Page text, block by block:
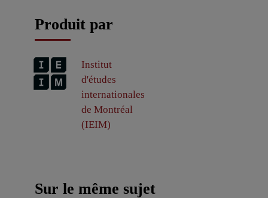
Produit par
Institut
d'études
internationales
de Montréal
(IEIM)
Sur le même sujet